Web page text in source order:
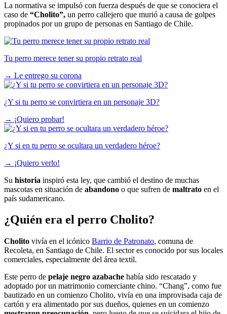
La normativa se impulsó con fuerza después de que se conociera el
caso de “Cholito”, un perro callejero que murió a causa de golpes
propinados por un grupo de personas en Santiago de Chile.
Tu perro merece tener su propio retrato real
→ Le entrego su corona
¿Y si tu perro se convirtiera en un personaje 3D?
→ ¡Quiero probar!
¿Y si en tu perro se ocultara un verdadero héroe?
→ ¡Quiero verlo!
Su historia inspiró esta ley, que cambió el destino de muchas
mascotas en situación de abandono o que sufren de maltrato en el
país sudamericano.
¿Quién era el perro Cholito?
Cholito vivía en el icónico Barrio de Patronato, comuna de
Recoleta, en Santiago de Chile. El sector es conocido por sus locales
comerciales, especialmente del área textil.
Este perro de pelaje negro azabache había sido rescatado y
adoptado por un matrimonio comerciante chino. “Chang”, como fue
bautizado en un comienzo Cholito, vivía en una improvisada caja de
cartón y era alimentado por sus dueños, quienes en un comienzo